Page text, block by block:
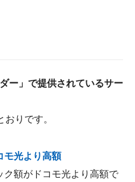
ー」で提供されているサー
りです。
モ光より高額
ク額がドコモ光より高額で